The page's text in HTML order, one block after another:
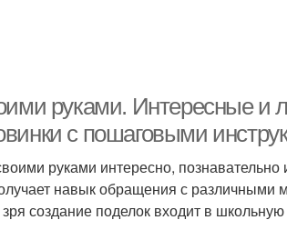
руками. Интересные и
с пошаговыми
руками интересно,
навык обращения с различными
создание поделок входит в